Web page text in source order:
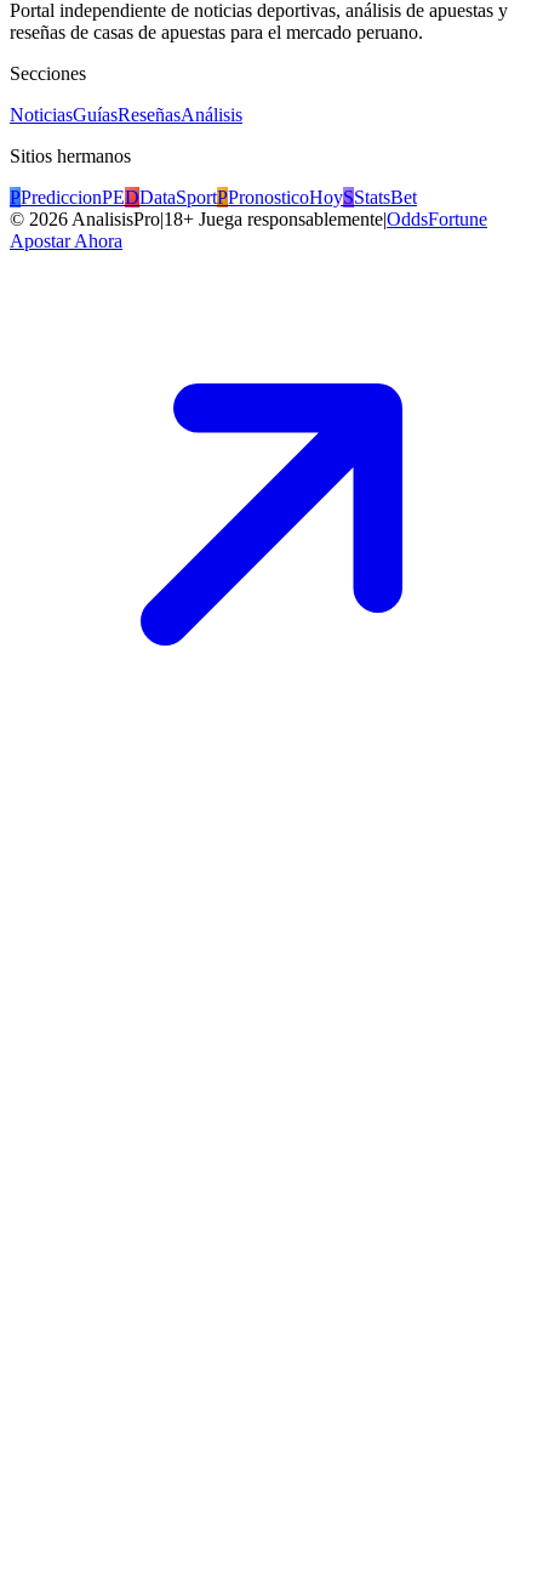
Portal independiente de noticias deportivas, análisis de apuestas y
reseñas de casas de apuestas para el mercado peruano.
Secciones
NoticiasGuíasReseñasAnálisis
Sitios hermanos
PPrediccionPEDDataSportPPronosticoHoySStatsBet
© 2026 AnalisisPro|18+ Juega responsablemente|OddsFortune
Apostar Ahora